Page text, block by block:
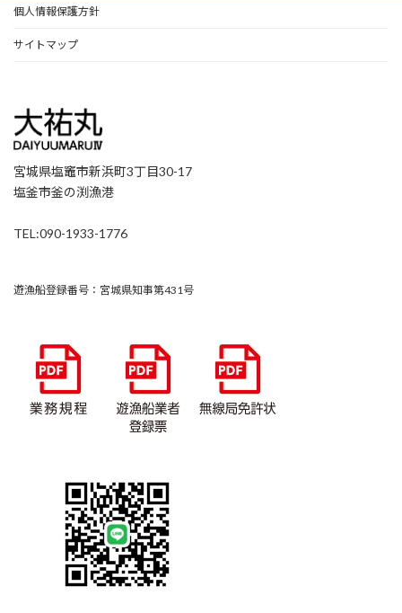
個人情報保護方針
サイトマップ
宮城県塩竈市新浜町3丁目30-17
塩釜市釜の渕漁港
TEL:090-1933-1776
遊漁船登録番号：宮城県知事第431号